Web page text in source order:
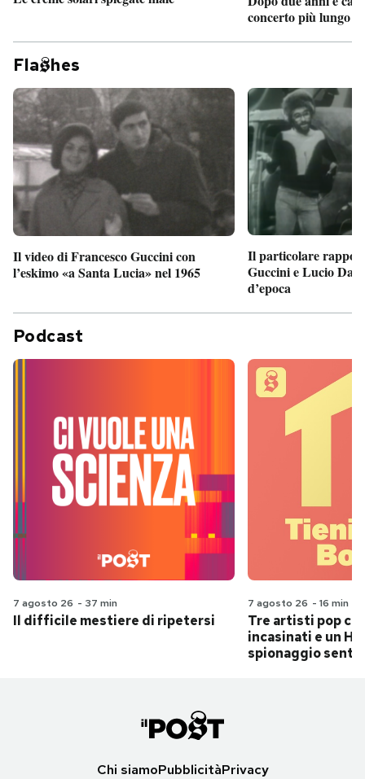
concerto più lungo
Fla hes
Il video di Francesco Guccini con
l’eskimo «a Santa Lucia» nel 1965
Il particolare
Guccini e Lucio
d’epoca
Podcast
7 agosto 26 - 37 min
Il difficile mestiere di ripetersi
7 agosto 26 - 16 min
Tre artisti pop
incasinati e un
spionaggio
Chi siamoPubblicitàPrivacy